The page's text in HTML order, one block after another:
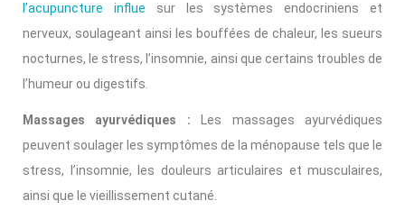
l’acupuncture influe sur les systèmes endocriniens et
nerveux, soulageant ainsi les bouffées de chaleur, les sueurs
nocturnes, le stress, l’insomnie, ainsi que certains troubles de
l’humeur ou digestifs.
Massages ayurvédiques : Les massages ayurvédiques
peuvent soulager les symptômes de la ménopause tels que le
stress, l’insomnie, les douleurs articulaires et musculaires,
ainsi que le vieillissement cutané.